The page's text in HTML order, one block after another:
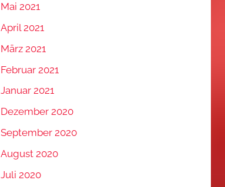
Mai 2021
April 2021
März 2021
Februar 2021
Januar 2021
Dezember 2020
September 2020
August 2020
Juli 2020